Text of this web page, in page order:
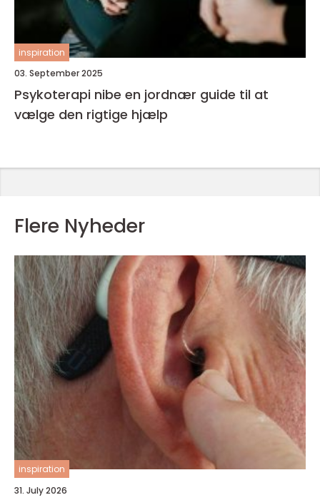
inspiration
03. September 2025
Psykoterapi nibe en jordnær guide til at
vælge den rigtige hjælp
Flere Nyheder
inspiration
31. July 2026